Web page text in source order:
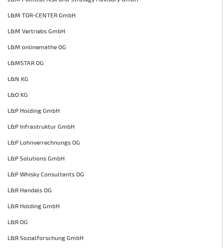
L&M TOR-CENTER GmbH
L&M Vertriebs GmbH
L&M onlinemathe OG
L&MSTAR OG
L&N KG
L&O KG
L&P Holding GmbH
L&P Infrastruktur GmbH
L&P Lohnverrechnungs OG
L&P Solutions GmbH
L&P Whisky Consultants OG
L&R Handels OG
L&R Holding GmbH
L&R OG
L&R Sozialforschung GmbH